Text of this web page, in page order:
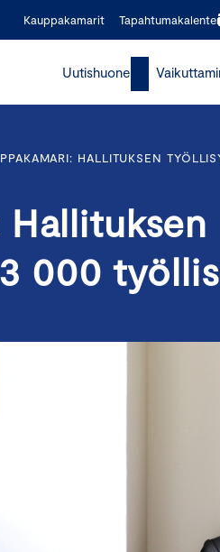
Kauppakamarit
Uutishuone
HALLITUKSEN
Hallituksen
000